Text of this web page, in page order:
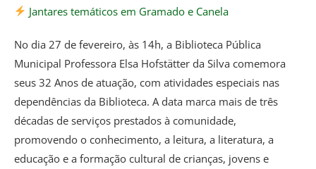
Jantares temáticos em Gramado e Canela
No dia 27 de fevereiro, às 14h, a Biblioteca Pública
Municipal Professora Elsa Hofstätter da Silva comemora
seus 32 Anos de atuação, com atividades especiais nas
dependências da Biblioteca. A data marca mais de três
décadas de serviços prestados à comunidade,
promovendo o conhecimento, a leitura, a literatura, a
educação e a formação cultural de crianças, jovens e